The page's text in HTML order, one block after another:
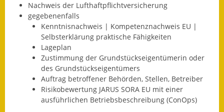
Bebauungspläne
Bodenrichtwerte
Flächennutzungsplan
Gerätehütten
Gutachterausschuss
Nachweis der Lufthaftpflichtversicherung
gegebenenfalls
Kenntnisnachweis | Kompetenznachweis EU |
Selbsterklärung praktische Fähigkeiten
Lageplan
Zustimmung der Grundstückseigentümerin oder
des Grundstückseigentümers
Auftrag betroffener Behörden, Stellen, Betreiber
Risikobewertung JARUS SORA EU mit einer
ausführlichen Betriebsbeschreibung (ConOps)